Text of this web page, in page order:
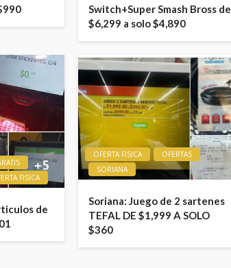
Switch+Super Smash Bross de
$6,299 a solo $4,890
FISICA
de
OFERTA FISICA
OFERTAS
SORIANA
Soriana: Juego de 2 sartenes
TEFAL DE $1,999 A SOLO
$360